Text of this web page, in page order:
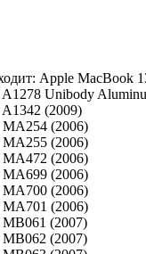
Apple MacBook
Unibody
(2009)
(2006)
(2006)
(2006)
(2006)
(2006)
(2006)
(2007)
(2007)